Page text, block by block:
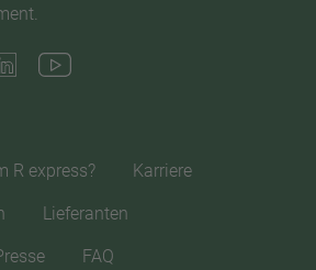
R express? Karriere
Lieferanten
FAQ